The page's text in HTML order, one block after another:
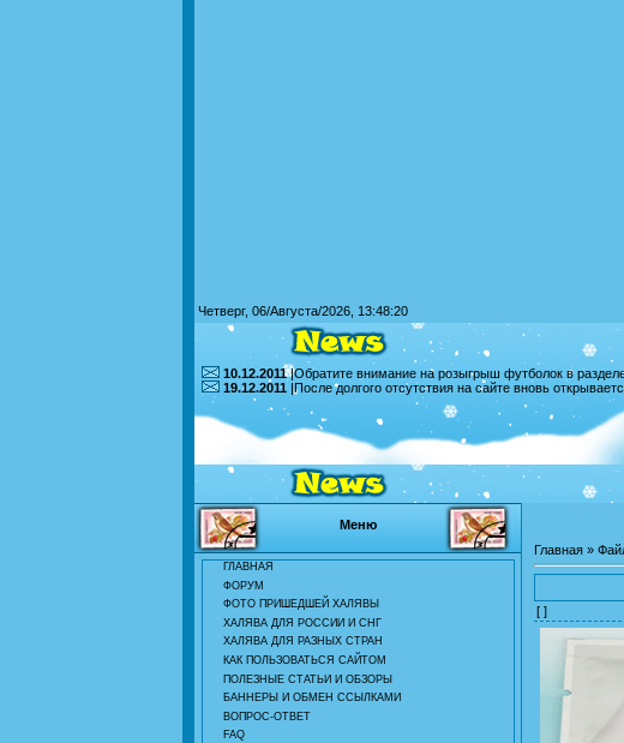
Четверг, 06/Августа/2026, 13:48:20
10.12.2011|Обратите внимание на розыгрыш футболок в
19.12.2011 |После долгого отсутствия на сайте вновь
Меню
ГЛАВНАЯ
ФОРУМ
ФОТО ПРИШЕДШЕЙ ХАЛЯВЫ
ХАЛЯВА ДЛЯ РОССИИ И СНГ
ХАЛЯВА ДЛЯ РАЗНЫХ СТРАН
КАК ПОЛЬЗОВАТЬСЯ САЙТОМ
ПОЛЕЗНЫЕ СТАТЬИ И ОБЗОРЫ
БАННЕРЫ И ОБМЕН ССЫЛКАМИ
ВОПРОС-ОТВЕТ
FAQ
Главная »
[ ]